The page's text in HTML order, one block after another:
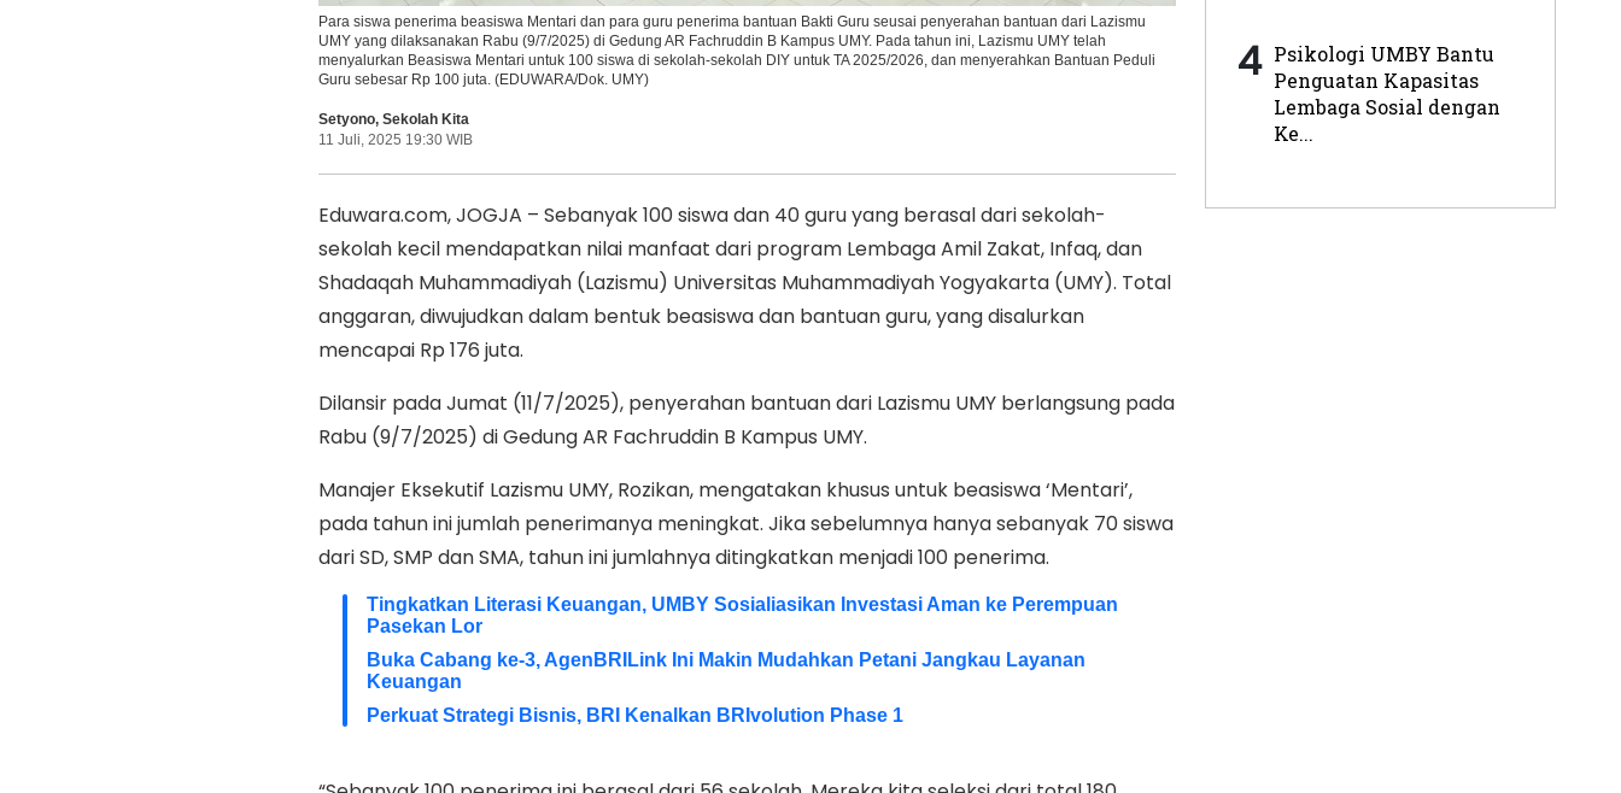
Para siswa penerima beasiswa Mentari dan para guru penerima bantuan Bakti Guru seusai penyerahan bantuan dari Lazismu
UMY yang dilaksanakan Rabu (9/7/2025) di Gedung AR Fachruddin B Kampus UMY. Pada tahun ini, Lazismu UMY telah
menyalurkan Beasiswa Mentari untuk 100 siswa di sekolah-sekolah DIY untuk TA 2025/2026, dan menyerahkan Bantuan Peduli
Guru sebesar Rp 100 juta. (EDUWARA/Dok. UMY)
Setyono, Sekolah Kita
11 Juli, 2025 19:30 WIB
Eduwara.com, JOGJA – Sebanyak 100 siswa dan 40 guru yang berasal dari sekolah-
sekolah kecil mendapatkan nilai manfaat dari program Lembaga Amil Zakat, Infaq, dan
Shadaqah Muhammadiyah (Lazismu) Universitas Muhammadiyah Yogyakarta (UMY). Total
anggaran, diwujudkan dalam bentuk beasiswa dan bantuan guru, yang disalurkan
mencapai Rp 176 juta.
Dilansir pada Jumat (11/7/2025), penyerahan bantuan dari Lazismu UMY berlangsung pada
Rabu (9/7/2025) di Gedung AR Fachruddin B Kampus UMY.
Manajer Eksekutif Lazismu UMY, Rozikan, mengatakan khusus untuk beasiswa ‘Mentari’,
pada tahun ini jumlah penerimanya meningkat. Jika sebelumnya hanya sebanyak 70 siswa
dari SD, SMP dan SMA, tahun ini jumlahnya ditingkatkan menjadi 100 penerima.
Tingkatkan Literasi Keuangan, UMBY Sosialiasikan Investasi Aman ke Perempuan
Pasekan Lor
Buka Cabang ke-3, AgenBRILink Ini Makin Mudahkan Petani Jangkau Layanan
Keuangan
Perkuat Strategi Bisnis, BRI Kenalkan BRIvolution Phase 1
4 Psikologi UMBY Bantu
Penguatan Kapasitas
Lembaga Sosial dengan
Ke...